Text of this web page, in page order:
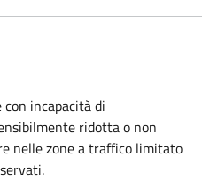
incapacità di
ridotta o non
nelle zone a traffico limitato